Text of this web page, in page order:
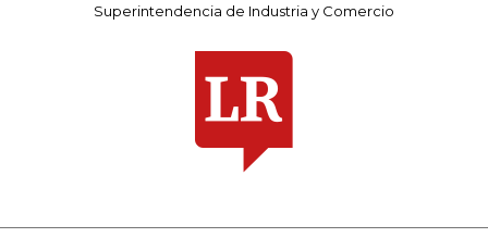
Superintendencia de Industria y Comercio